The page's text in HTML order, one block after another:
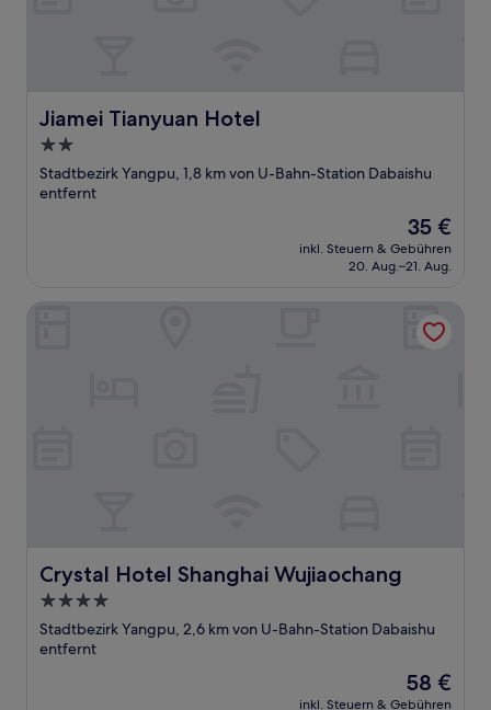
Jiamei Tianyuan Hotel
Jiamei Tianyuan Hotel
2.0-
Sterne-
Unterkunft
Stadtbezirk Yangpu, 1,8 km von U-Bahn-Station Dabaishu
entfernt
Der
Preis
beträgt
35 €
inkl. Steuern & Gebühren
20. Aug.–21. Aug.
Crystal Hotel Shanghai Wujiaochang
Crystal Hotel Shanghai Wujiaochang
4.0-
Sterne-
Unterkunft
Stadtbezirk Yangpu, 2,6 km von U-Bahn-Station Dabaishu
entfernt
Der
Preis
58 €
inkl. Steuern & Gebühren